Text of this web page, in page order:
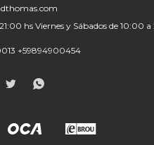
hs Viernes y Sábados de 10:00
+59894900454
 